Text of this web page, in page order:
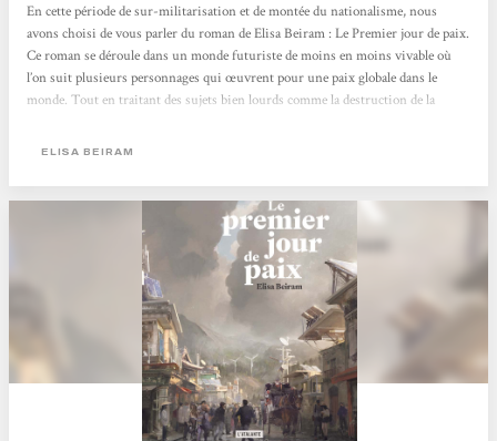
En cette période de sur-militarisation et de montée du nationalisme, nous
avons choisi de vous parler du roman de Elisa Beiram : Le Premier jour de paix.
Ce roman se déroule dans un monde futuriste de moins en moins vivable où
l’on suit plusieurs personnages qui œuvrent pour une paix globale dans le
monde. Tout en traitant des sujets bien lourds comme la destruction de la
s’inscrit dans une écriture de SF positive et propose des regards d’espoirs sur
ELISA BEIRAM